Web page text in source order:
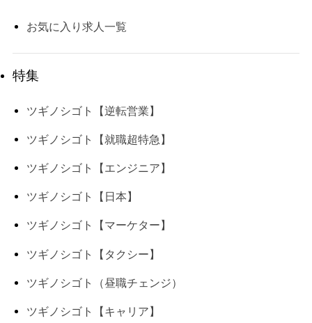
お気に入り求人一覧
特集
ツギノシゴト【逆転営業】
ツギノシゴト【就職超特急】
ツギノシゴト【エンジニア】
ツギノシゴト【日本】
ツギノシゴト【マーケター】
ツギノシゴト【タクシー】
ツギノシゴト（昼職チェンジ）
ツギノシゴト【キャリア】